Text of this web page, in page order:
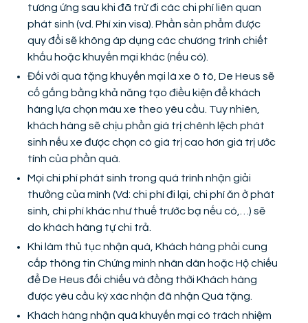
tương ứng sau khi đã trừ đi các chi phí liên quan
phát sinh (vd. Phí xin visa). Phần sản phẩm được
quy đổi sẽ không áp dụng các chương trình chiết
khấu hoặc khuyến mại khác (nếu có).
Đối với quà tặng khuyến mại là xe ô tô, De Heus sẽ
cố gắng bằng khả năng tạo điều kiện để khách
hàng lựa chọn màu xe theo yêu cầu. Tuy nhiên,
khách hàng sẽ chịu phần giá trị chênh lệch phát
sinh nếu xe được chọn có giá trị cao hơn giá trị ước
tính của phần quà.
Mọi chi phí phát sinh trong quá trình nhận giải
thưởng của mình (Vd: chi phí đi lại, chi phí ăn ở phát
sinh, chi phí khác như thuế trước bạ nếu có,…) sẽ
do khách hàng tự chi trả.
Khi làm thủ tục nhận quà, Khách hàng phải cung
cấp thông tin Chứng minh nhân dân hoặc Hộ chiếu
để De Heus đối chiếu và đồng thời Khách hàng
được yêu cầu ký xác nhận đã nhận Quà tặng.
Khách hàng nhận quà khuyến mại có trách nhiệm